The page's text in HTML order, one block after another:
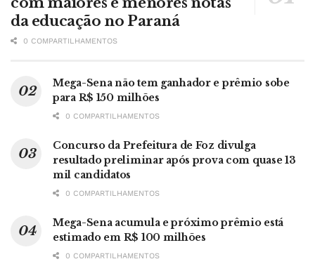
da educação no Paraná
0 COMPARTILHAMENTOS
Mega-Sena não tem ganhador e prêmio sobe
para R$ 150 milhões
0 COMPARTILHAMENTOS
Concurso da Prefeitura de Foz divulga
resultado preliminar após prova com quase 13
mil candidatos
0 COMPARTILHAMENTOS
Mega-Sena acumula e próximo prêmio está
estimado em R$ 100 milhões
0 COMPARTILHAMENTOS